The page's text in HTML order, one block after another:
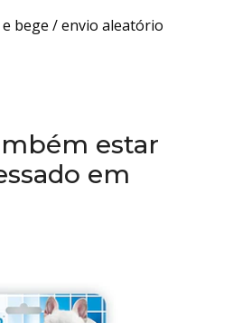
bege / envio aleatório
estar
em